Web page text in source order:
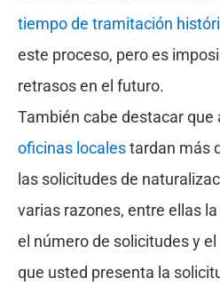
tiempo de tramitación
este proceso, pero es
retrasos en el futuro.
También cabe destacar que
oficinas localestardan más
las solicitudes de
varias razones, entre ellas
el número de solicitudes y
que usted presenta la